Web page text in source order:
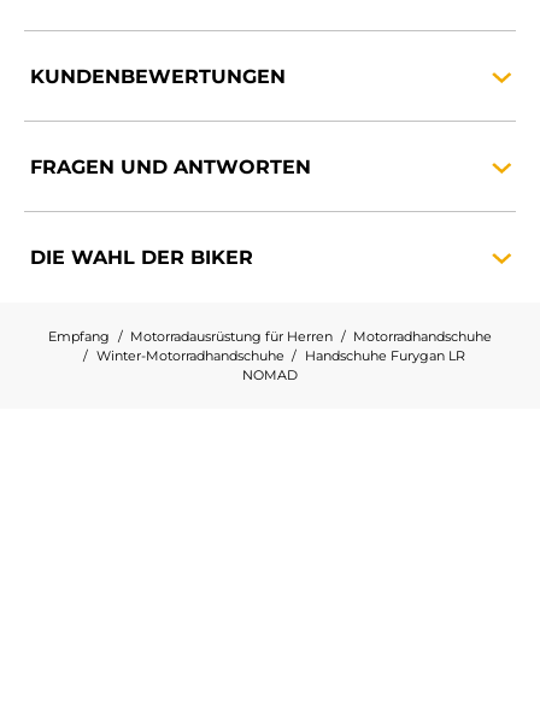
KUNDENBEWERTUNGEN
FRAGEN UND ANTWORTEN
DIE WAHL DER BIKER
Empfang Motorradausrüstung für Herren
Motorradhandschuhe
Winter-Motorradhandschuhe
Handschuhe Furygan LR
NOMAD